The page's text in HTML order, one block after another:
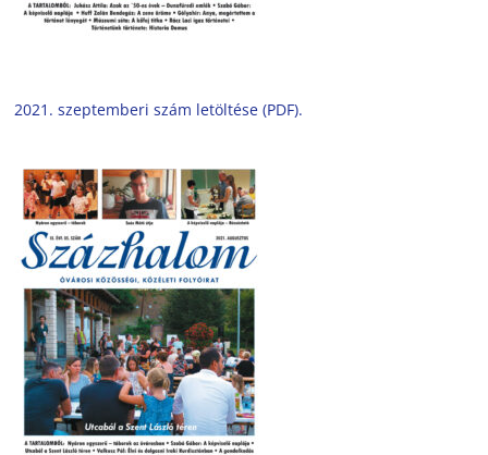
2021. szeptemberi szám letöltése (PDF).